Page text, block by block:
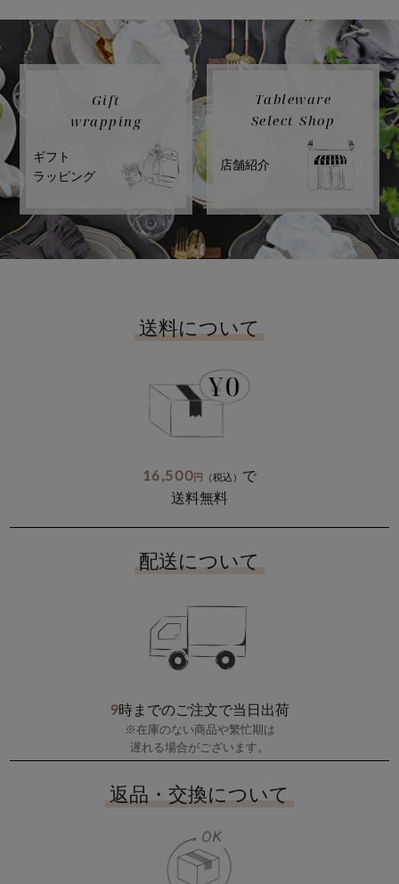
Gift
wrapping
ギフト
ラッピング
Tableware
Select Shop
店舗紹介
送料について
16,500円 （税込） で
送料無料
配送について
9時までのご注文で当日出荷
※在庫のない商品や繁忙期は
遅れる場合がございます。
返品・交換について